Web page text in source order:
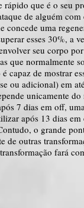
que é o seu
de alguém
uma
esses 30%, a
seu corpo
que normalmente
de mostrar
ou adicional) em
unicamente
7 dias em off,
após 13 dias
o grande
outras
fará